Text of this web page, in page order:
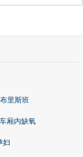
里斯班
厢内缺氧
妇